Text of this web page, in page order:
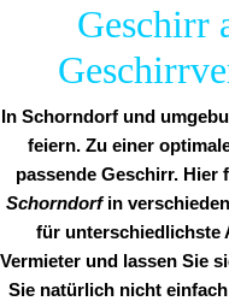
Geschirr
In Schorndorf und
feiern. Zu einer
passende Geschirr. Hier
Schorndorfin
für unterschiedlichste
Vermieter und lassen Sie
Sie natürlich nicht